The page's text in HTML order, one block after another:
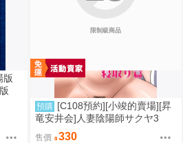
版
書
限制級商品
預購 [C108預約][小竣的賣場][昇
竜安井会]人妻陰陽師サクヤ3
寝取り篇 同人誌id=3785657
售價 330